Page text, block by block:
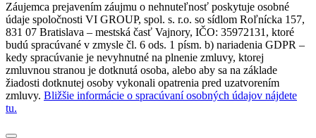
Záujemca prejavením záujmu o nehnuteľnosť poskytuje osobné
údaje spoločnosti VI GROUP, spol. s. r.o. so sídlom Roľnícka 157,
831 07 Bratislava – mestská časť Vajnory, IČO: 35972131, ktoré
budú spracúvané v zmysle čl. 6 ods. 1 písm. b) nariadenia GDPR –
kedy spracúvanie je nevyhnutné na plnenie zmluvy, ktorej
zmluvnou stranou je dotknutá osoba, alebo aby sa na základe
žiadosti dotknutej osoby vykonali opatrenia pred uzatvorením
zmluvy. Bližšie informácie o spracúvaní osobných údajov nájdete
tu.